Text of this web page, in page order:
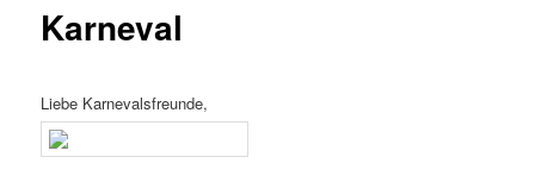
Karneval
Liebe Karnevalsfreunde,